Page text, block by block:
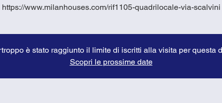
https://www.milanhouses.com/rif1105-quadrilocale-via-scalvini
è stato raggiunto il limite di iscritti alla visita per questa
Scopri le prossime date